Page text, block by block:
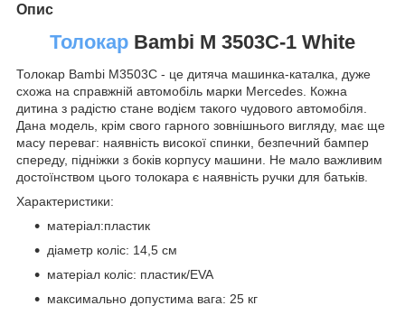
Опис
Толокар Bambi M 3503C-1 White
Толокар Bambi М3503С - це дитяча машинка-каталка, дуже
схожа на справжній автомобіль марки Mercedes. Кожна
дитина з радістю стане водієм такого чудового автомобіля.
Дана модель, крім свого гарного зовнішнього вигляду, має ще
масу переваг: наявність високої спинки, безпечний бампер
спереду, підніжки з боків корпусу машини. Не мало важливим
достоїнством цього толокара є наявність ручки для батьків.
Характеристики:
матеріал:пластик
діаметр коліс: 14,5 см
матеріал коліс: пластик/EVA
максимально допустима вага: 25 кг